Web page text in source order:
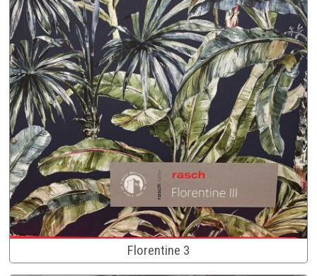
Florentine 3